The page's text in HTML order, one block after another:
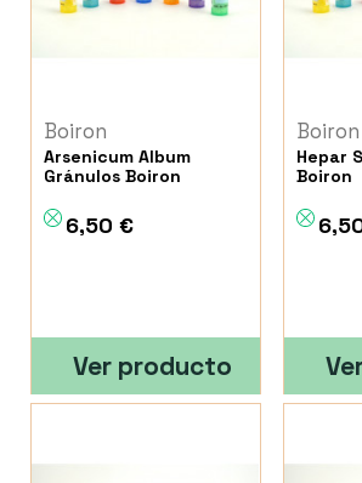
Boiron
Arsenicum Album
Gránulos Boiron
6,50 €
Ver producto
Boiron
Hepar
Boiron